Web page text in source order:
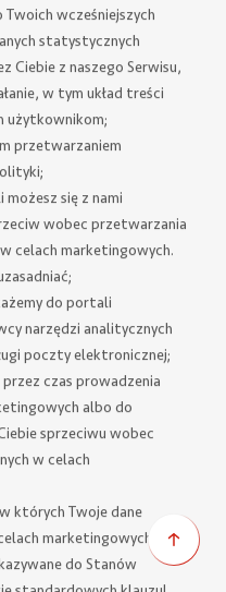
wcześniejszych
statystycznych
Ciebie z naszego Serwisu,
w tym układ treści
użytkownikom;
przetwarzaniem
;
się z nami
wobec przetwarzania
celach marketingowych.
do portali
narzędzi analitycznych
poczty elektronicznej;
czas prowadzenia
albo do
sprzeciwu wobec
w celach
których Twoje dane
marketingowych
do Stanów